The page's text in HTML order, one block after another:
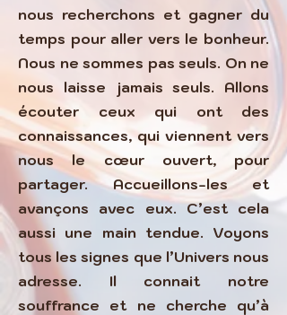
nous recherchons et gagner du
temps pour aller vers le bonheur.
Nous ne sommes pas seuls. On ne
nous laisse jamais seuls. Allons
écouter ceux qui ont des
connaissances, qui viennent vers
nous le cœur ouvert, pour
partager. Accueillons-les et
avançons avec eux. C’est cela
aussi une main tendue. Voyons
tous les signes que l’Univers nous
adresse. Il connait notre
souffrance et ne cherche qu’à